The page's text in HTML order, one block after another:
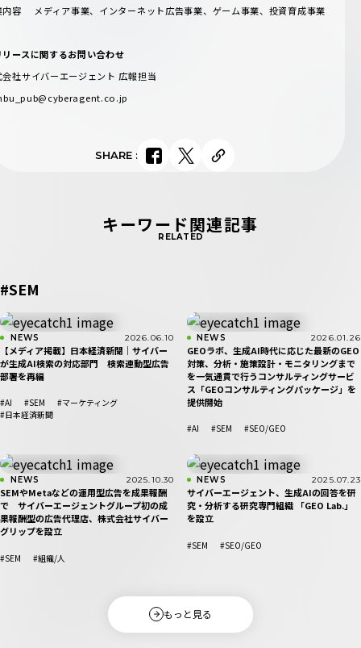
内容 メディア事業、インターネット広告事業、ゲーム事業、投資育成事業
リースに関するお問い合わせ
会社サイバーエージェント 広報担当
SHARE:
キーワード関連記事
RELATED
#SEM
もっと見る
NEWS 2026.06.10
【メディア掲載】日本経済新聞｜サイバー
が生成AI検索の対応部門 検索連動型広告
部署を再編
#AI #SEM
#マーケティング
#日本経済新聞
NEWS 2026.01.26
​GEOラボ、生成AI時代に応じた最新のGEO
対策、分析・施策設計・モニタリングまで
を一気通貫で行うコンサルティングサービ
ス「GEOコンサルティングパッケージ」を
提供開始
#AI #SEM #SEO/GEO
NEWS 2025.10.30
SEMやMetaなどの運用型広告を成果報酬
で サイバーエージェントグループ初の成
果報酬型の広告代理店、株式会社サイバー
グリップを設立
#SEM #組織/人
NEWS 2025.07.23
サイバーエージェント、生成AIの回答を研
究・分析する研究専門組織 「GEO Lab.」
を設立
#SEM #SEO/GEO